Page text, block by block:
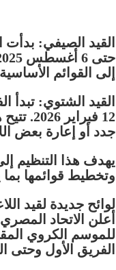
إلى القوائم
12
جدد أو إعارة بعض
يهدف هذا التنظيم
وتخطيط قوائمها بما
لوائح جديدة لقيد
أعلن الاتحاد
للموسم الكروي
الفريق الأول وحتى